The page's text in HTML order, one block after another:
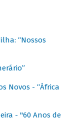
“Nossos
Novos - “África
- "60 Anos de